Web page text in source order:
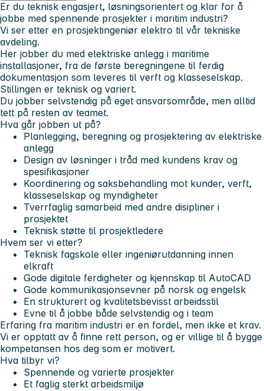
Er du teknisk engasjert, løsningsorientert og klar for å
jobbe med spennende prosjekter i maritim industri?
Vi ser etter en prosjektingeniør elektro til vår tekniske
avdeling.
Her jobber du med elektriske anlegg i maritime
installasjoner, fra de første beregningene til ferdig
dokumentasjon som leveres til verft og klasseselskap.
Stillingen er teknisk og variert.
Du jobber selvstendig på eget ansvarsområde, men alltid
tett på resten av teamet.
Hva går jobben ut på?
Planlegging, beregning og prosjektering av elektriske
anlegg
Design av løsninger i tråd med kundens krav og
spesifikasjoner
Koordinering og saksbehandling mot kunder, verft,
klasseselskap og myndigheter
Tverrfaglig samarbeid med andre disipliner i
prosjektet
Teknisk støtte til prosjektledere
Hvem ser vi etter?
Teknisk fagskole eller ingeniørutdanning innen
elkraft
Gode digitale ferdigheter og kjennskap til AutoCAD
Gode kommunikasjonsevner på norsk og engelsk
En strukturert og kvalitetsbevisst arbeidsstil
Evne til å jobbe både selvstendig og i team
Erfaring fra maritim industri er en fordel, men ikke et krav.
Vi er opptatt av å finne rett person, og er villige til å bygge
kompetansen hos deg som er motivert.
Hva tilbyr vi?
Spennende og varierte prosjekter
Et faglig sterkt arbeidsmiljø